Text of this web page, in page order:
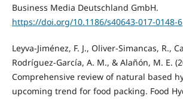
Business Media Deutschland GmbH.
https://doi.org/10.1186/s40643-017-0148-6
Leyva-Jiménez, F. J., Oliver-Simancas, R.,
Rodríguez-García, A. M., & Alañón, M. E.
Comprehensive review of natural based
upcoming trend for food packing. Food